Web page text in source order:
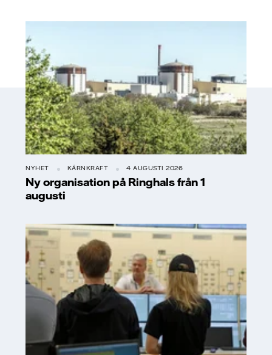
NYHET KÄRNKRAFT 4 AUGUSTI 2026
Ny organisation på Ringhals från 1
augusti